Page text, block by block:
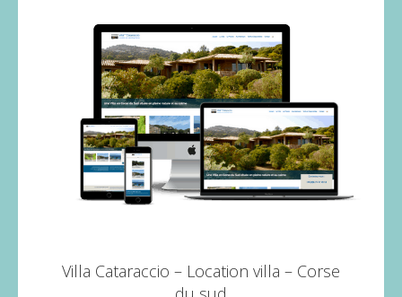
Villa Cataraccio – Location villa – Corse